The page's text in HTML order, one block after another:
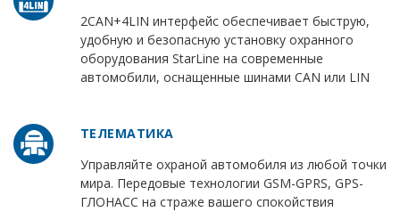
2CAN+4LIN интерфейс обеспечивает быструю,
удобную и безопасную установку охранного
оборудования StarLine на современные
автомобили, оснащенные шинами CAN или LIN
ТЕЛЕМАТИКА
Управляйте охраной автомобиля из любой точки
мира. Передовые технологии GSM-GPRS, GPS-
ГЛОНАСС на страже вашего спокойствия